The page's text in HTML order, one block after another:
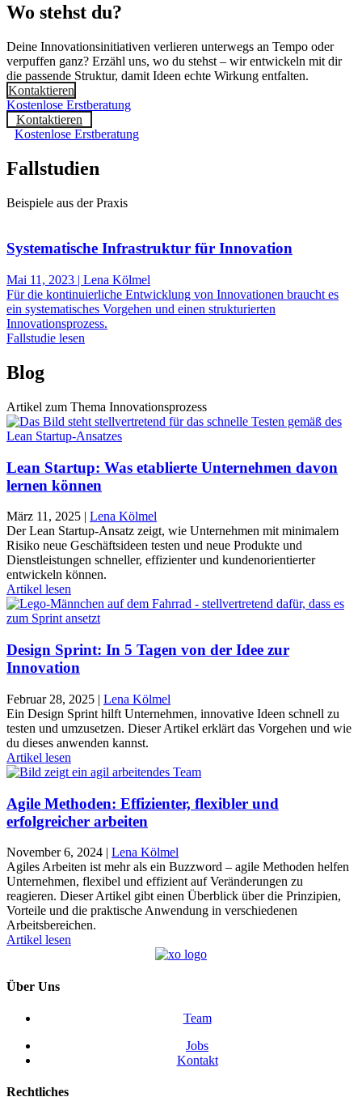
Wo stehst du?
Deine Innovationsinitiativen verlieren unterwegs an Tempo oder
verpuffen ganz? Erzähl uns, wo du stehst – wir entwickeln mit dir
die passende Struktur, damit Ideen echte Wirkung entfalten.
Kontaktieren
Kostenlose Erstberatung
Kontaktieren
Kostenlose Erstberatung
Fallstudien
Beispiele aus der Praxis
Systematische Infrastruktur für Innovation
Mai 11, 2023 | Lena Kölmel
Für die kontinuierliche Entwicklung von Innovationen braucht es
ein systematisches Vorgehen und einen strukturierten
Innovationsprozess.
Fallstudie lesen
Blog
Artikel zum Thema Innovationsprozess
Lean Startup: Was etablierte Unternehmen davon
lernen können
März 11, 2025 | Lena Kölmel
Der Lean Startup-Ansatz zeigt, wie Unternehmen mit minimalem
Risiko neue Geschäftsideen testen und neue Produkte und
Dienstleistungen schneller, effizienter und kundenorientierter
entwickeln können.
Artikel lesen
Design Sprint: In 5 Tagen von der Idee zur
Innovation
Februar 28, 2025 | Lena Kölmel
Ein Design Sprint hilft Unternehmen, innovative Ideen schnell zu
testen und umzusetzen. Dieser Artikel erklärt das Vorgehen und wie
du dieses anwenden kannst.
Artikel lesen
Agile Methoden: Effizienter, flexibler und
erfolgreicher arbeiten
November 6, 2024 | Lena Kölmel
Agiles Arbeiten ist mehr als ein Buzzword – agile Methoden helfen
Unternehmen, flexibel und effizient auf Veränderungen zu
reagieren. Dieser Artikel gibt einen Überblick über die Prinzipien,
Vorteile und die praktische Anwendung in verschiedenen
Arbeitsbereichen.
Artikel lesen
Über Uns
Team
Jobs
Kontakt
Rechtliches